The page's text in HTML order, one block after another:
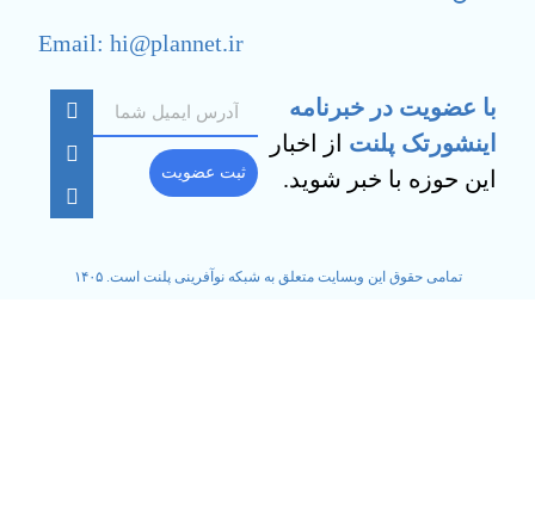
Email: hi@plannet.ir
با عضویت در خبرنامه
اینشورتک پلنت از اخبار
این حوزه با خبر شوید.
ثبت عضویت
تمامی حقوق این وبسایت متعلق به شبکه نوآفرینی پلنت است. ۱۴۰۵